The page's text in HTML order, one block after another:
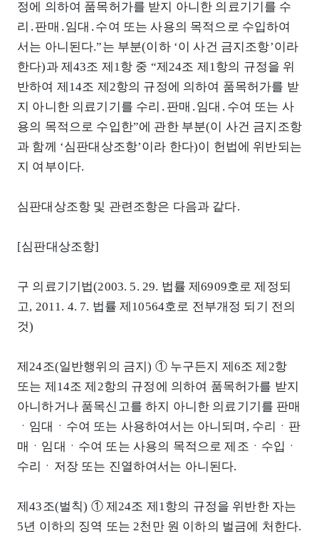
정에 의하여 품목허가를 받지 아니한 의료기기를 수
리․판매․임대․수여 또는 사용의 목적으로 수입하여
서는 아니된다.”는 부분(이하 ‘이 사건 금지조항’이라
한다)과 제43조 제1항 중 “제24조 제1항의 규정을 위
반하여 제14조 제2항의 규정에 의하여 품목허가를 받
지 아니한 의료기기를 수리․판매․임대․수여 또는 사
용의 목적으로 수입한”에 관한 부분(이 사건 금지조항
과 함께 ‘심판대상조항’이라 한다)이 헌법에 위반되는
지 여부이다.
심판대상조항 및 관련조항은 다음과 같다.
[심판대상조항]
구 의료기기법(2003. 5. 29. 법률 제6909호로 제정되
고, 2011. 4. 7. 법률 제10564호로 전부개정 되기 전의
것)
제24조(일반행위의 금지) ① 누구든지 제6조 제2항
또는 제14조 제2항의 규정에 의하여 품목허가를 받지
아니하거나 품목신고를 하지 아니한 의료기기를 판매
ㆍ임대ㆍ수여 또는 사용하여서는 아니되며, 수리ㆍ판
매ㆍ임대ㆍ수여 또는 사용의 목적으로 제조ㆍ수입ㆍ
수리ㆍ저장 또는 진열하여서는 아니된다.
제43조(벌칙) ① 제24조 제1항의 규정을 위반한 자는
5년 이하의 징역 또는 2천만 원 이하의 벌금에 처한다.